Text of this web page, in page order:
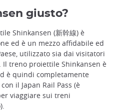
giusto?
Shinkansen (新幹線) è
ed è un mezzo affidabile ed
utilizzato sia dai visitatori
treno proiettile Shinkansen è
è quindi completamente
il Japan Rail Pass (è
viaggiare sui treni